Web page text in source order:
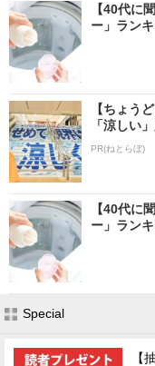
【40代に
ー」ラン
【ちょう
「涼しい
PR(ねとらぼ)
【40代に
ー」ラン
Special
【